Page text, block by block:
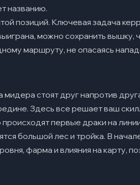
названию.
позиций. Ключевая задача
можно сохранить
маршруту, не опасаясь
стоят друг напротив
Здесь все решает ваш
первые драки на
большой лес и тройка. В
фарма и влияния на карту,